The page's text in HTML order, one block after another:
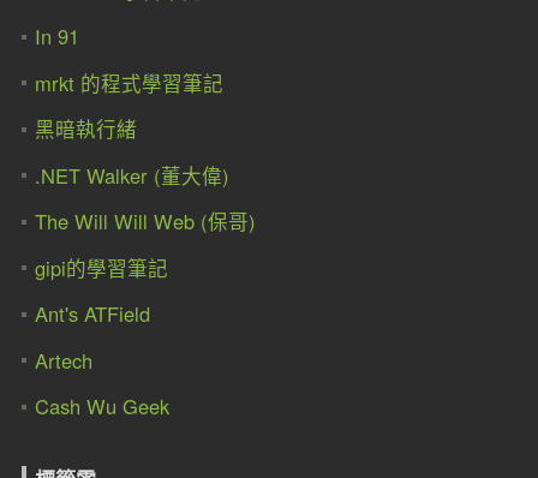
In 91
mrkt 的程式學習筆記
黑暗執行緒
.NET Walker (董大偉)
The Will Will Web (保哥)
gipi的學習筆記
Ant's ATField
Artech
Cash Wu Geek